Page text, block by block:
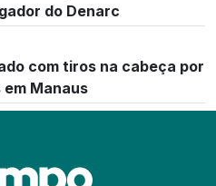
do Denarc
com tiros na cabeça por
Manaus